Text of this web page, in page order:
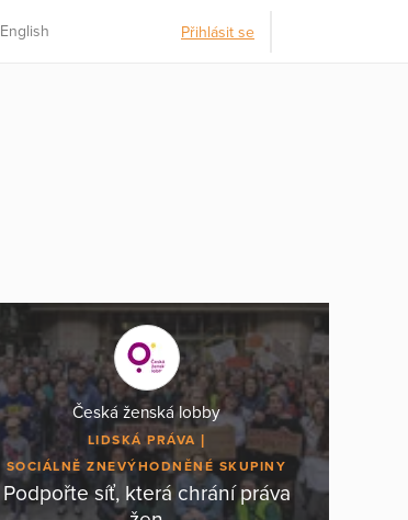
English Přihlásit se
Česká ženská lobby
LIDSKÁ PRÁVA
SOCIÁLNĚ ZNEVÝHODNĚNÉ SKUPINY
Podpořte síť, která chrání práva